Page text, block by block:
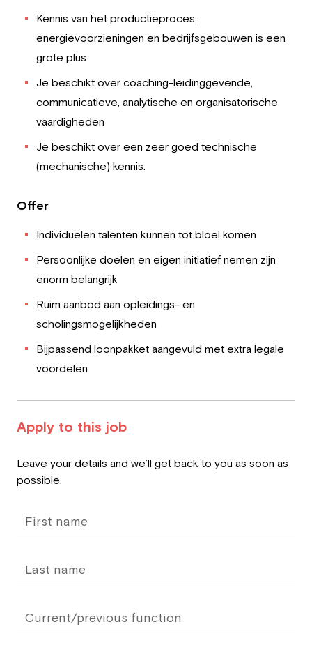
Kennis van het productieproces,
energievoorzieningen en bedrijfsgebouwen is een
grote plus
Je beschikt over coaching-leidinggevende,
communicatieve, analytische en organisatorische
vaardigheden
Je beschikt over een zeer goed technische
(mechanische) kennis.
Offer
Individuelen talenten kunnen tot bloei komen
Persoonlijke doelen en eigen initiatief nemen zijn
enorm belangrijk
Ruim aanbod aan opleidings- en
scholingsmogelijkheden
Bijpassend loonpakket aangevuld met extra legale
voordelen
Apply to this job
field
Leave your details and we’ll get back to you as soon as
possible.